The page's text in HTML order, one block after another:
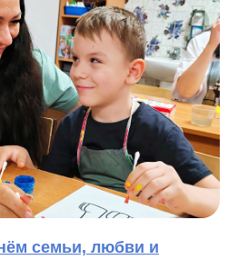
семьи, любви и